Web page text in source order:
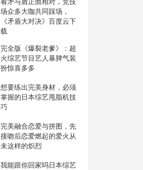
看矛与盾正面相对，竞技
场众多大咖共同踩场，
《矛盾大对决》百度云下
载
完全版《爆裂老爹》：超
火综艺节目艺人暴脾气装
扮惊喜多多
想要练出完美身材，必须
掌握的日本综艺甩脂机技
巧
完美融合恋爱与拼图，先
接吻后恋爱燃起的爱火从
未这样的炽烈
我能跟你回家吗日本综艺